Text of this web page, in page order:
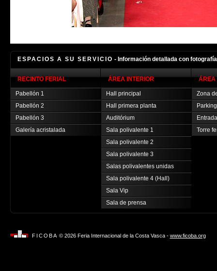
ESPACIOS A SU SERVICIO - Información detallada con
RECINTO FERIAL
Pabellón 1
Pabellón 2
Pabellón 3
Galería acristalada
ÁREA INTERIOR
Hall principal
Hall primera planta
Auditórium
Sala polivalente 1
Sala polivalente 2
Sala polivalente 3
Salas polivalentes unidas
Sala polivalente 4 (Hall)
Sala Vip
Sala de prensa
ÁREA
Zona
Parking
Torre
FICOBA © 2026 Feria Internacional de la Costa Vasca - www.ficoba.org